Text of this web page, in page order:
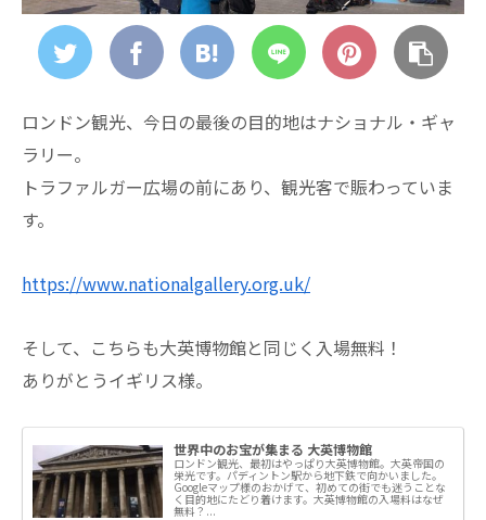
ロンドン観光、今日の最後の目的地はナショナル・ギャ
ラリー。
トラファルガー広場の前にあり、観光客で賑わっていま
す。
https://www.nationalgallery.org.uk/
そして、こちらも大英博物館と同じく入場無料！
ありがとうイギリス様。
世界中のお宝が集まる 大英博物館
ロンドン観光、最初はやっぱり大英博物館。大英帝国の
栄光です。パディントン駅から地下鉄で向かいました。
Googleマップ様のおかげて、初めての街でも迷うことな
く目的地にたどり着けます。大英博物館の入場料はなぜ
無料？...